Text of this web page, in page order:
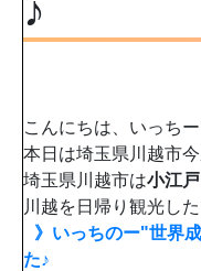
♪
こんにちは、いっちー
本日は埼玉県川越市
埼玉県川越市は小江
川越を日帰り観光し
》いっちのー"世界
た♪